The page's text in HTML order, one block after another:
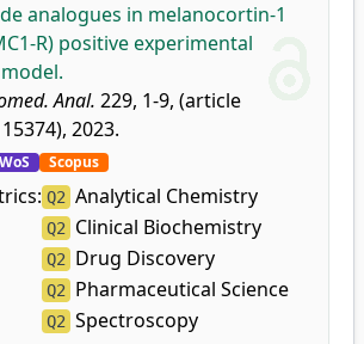
analogues in melanocortin-1
R) positive experimental
Anal. 229, 1-9, (article
2023.
WoS Scopus
Q2 Analytical Chemistry
Q2 Clinical Biochemistry
Q2 Drug Discovery
Q2 Pharmaceutical Science
Q2 Spectroscopy